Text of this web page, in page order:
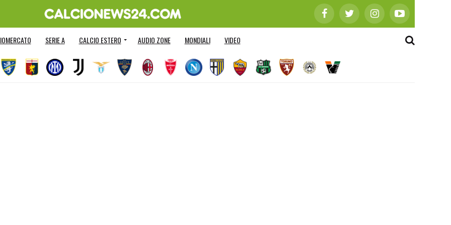
SERIE A CALCIO ESTERO AUDIO ZONE MONDIALI VIDEO